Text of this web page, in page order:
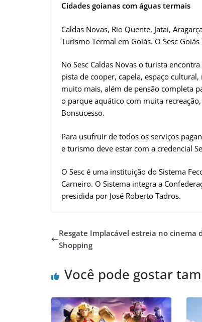
Cidades goianas com águas termais
Caldas Novas, Rio Quente, Jataí,
Turismo Termal em Goiás. O Sesc
No Sesc Caldas Novas o turista
pista de cooper, capela, espaço
muito mais, além de pensão completa
o parque aquático com muita
Bonsucesso.
Para usufruir de todos os serviços
e turismo deve estar com a credencial
O Sesc é uma instituição do Sistema
Carneiro. O Sistema integra a
presidida por José Roberto Tadros.
Resgate Implacável estreia no cinema
Shopping
Você pode gostar